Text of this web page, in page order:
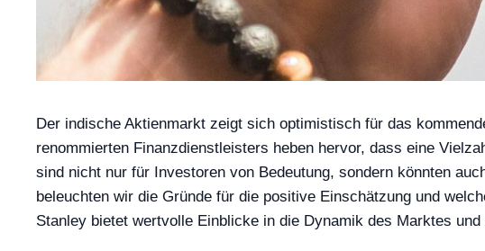
Der indische Aktienmarkt zeigt sich optimistisch für das
renommierten Finanzdienstleisters heben hervor, dass eine
sind nicht nur für Investoren von Bedeutung, sondern könnten
beleuchten wir die Gründe für die positive Einschätzung und
Stanley bietet wertvolle Einblicke in die Dynamik des Marktes